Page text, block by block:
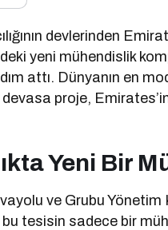
devlerinden
yeni mühendislik
attı. Dünyanın en
proje,
Yeni Bir
ve Grubu Yönetim
tesisin sadece bir